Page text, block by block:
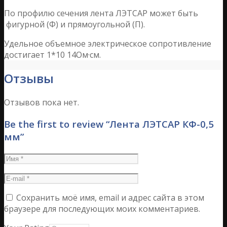
По профилю сечения лента ЛЭТСАР может быть
фигурной (Ф) и прямоугольной (П).
Удельное объемное электрическое сопротивление
достигает 1*10 14Ом·см.
Отзывы
Отзывов пока нет.
Be the first to review “Лента ЛЭТСАР КФ-0,5
мм”
Сохранить моё имя, email и адрес сайта в этом
браузере для последующих моих комментариев.